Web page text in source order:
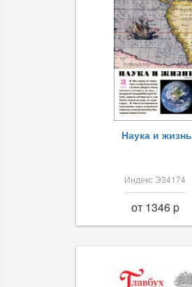
Наука и жизнь
Индекс Э34174
от 1346 p